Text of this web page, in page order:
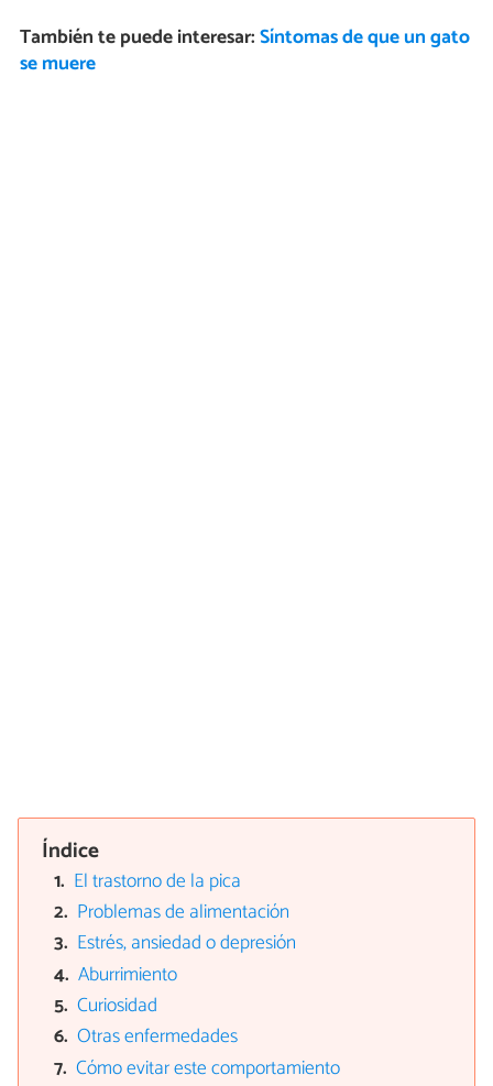
También te puede interesar:Síntomas de que un gato
se muere
Índice
El trastorno de la pica
Problemas de alimentación
Estrés, ansiedad o depresión
Aburrimiento
Curiosidad
Otras enfermedades
Cómo evitar este comportamiento